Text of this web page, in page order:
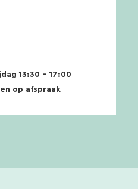
13:30 – 17:00
op afspraak